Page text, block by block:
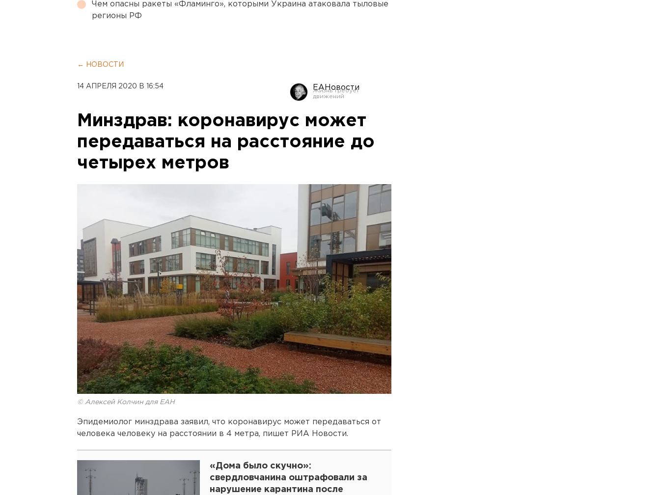
Чем опасны ракеты «Фламинго», которыми Украина атаковала тыловые
регионы РФ
← НОВОСТИ
14 АПРЕЛЯ 2020 В 16:54 ЕАНовости
Минздрав: коронавирус может
передаваться на расстояние до
четырех метров
© Алексей Колчин для ЕАН
Эпидемиолог минздрава заявил, что коронавирус может передаваться от
человека человеку на расстоянии в 4 метра, пишет РИА Новости.
«Дома было скучно»:
свердловчанина оштрафовали за
нарушение карантина после